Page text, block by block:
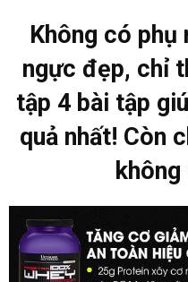
Không có phụ
ngực đẹp, chỉ
tập 4 bài tập
quả nhất! Còn